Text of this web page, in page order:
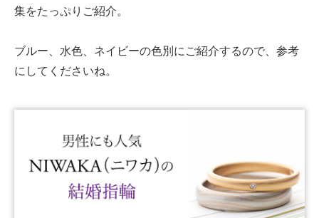
集をたっぷりご紹介。
ブルー、水色、ネイビーの色別にご紹介するので、参考
にしてくださいね。